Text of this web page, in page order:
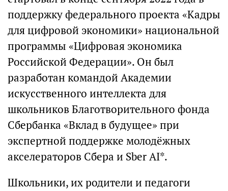
поддержку федерального проекта «Кадры
для цифровой экономики» национальной
программы «Цифровая экономика
Российской Федерации». Он был
разработан командой Академии
искусственного интеллекта для
школьников Благотворительного фонда
Сбербанка «Вклад в будущее» при
экспертной поддержке молодёжных
акселераторов Сбера и Sber AI*.
Школьники, их родители и педагоги